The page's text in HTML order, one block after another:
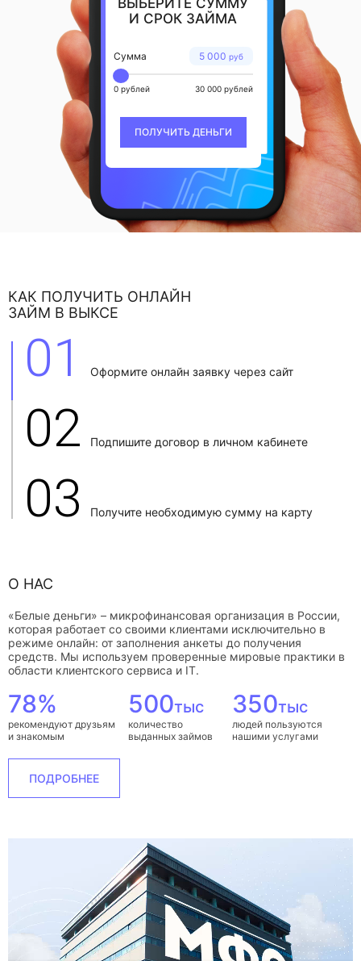
ВЫБЕРИТЕ СУММУ
И СРОК ЗАЙМА
5 000 руб
Сумма
0 рублей 30 000 рублей
ПОЛУЧИТЬ ДЕНЬГИ
КАК ПОЛУЧИТЬ ОНЛАЙН
ЗАЙМ В ВЫКСЕ
01 Оформите онлайн заявку через сайт
02 Подпишите договор в личном кабинете
03 Получите необходимую сумму на карту
О НАС
«Белые деньги» – микрофинансовая организация в России,
которая работает со своими клиентами исключительно в
режиме онлайн: от заполнения анкеты до получения
средств. Мы используем проверенные мировые практики в
области клиентского сервиса и IT.
78%
рекомендуют друзьям
и знакомым
500тыс
количество
выданных займов
350тыс
людей пользуются
нашими услугами
ПОДРОБНЕЕ